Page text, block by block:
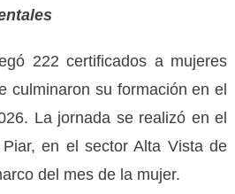
222 certificados a mujeres
culminaron su formación en el
La jornada se realizó en el
en el sector Alta Vista de
del mes de la mujer.